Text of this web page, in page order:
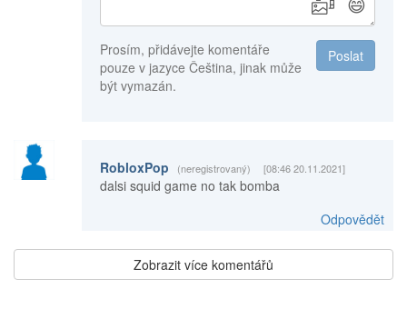
Poslat
Prosím, přidávejte komentáře
pouze v jazyce Čeština, jinak může
být vymazán.
RobloxPop (neregistrovaný) [08:46 20.11.2021]
dalsi squid game no tak bomba
Odpovědět
Zobrazit více komentářů